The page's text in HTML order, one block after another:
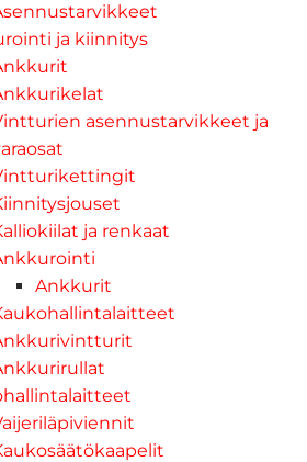
ja kiinnitys
asennustarvikkeet ja
ja renkaat
Ankkurit